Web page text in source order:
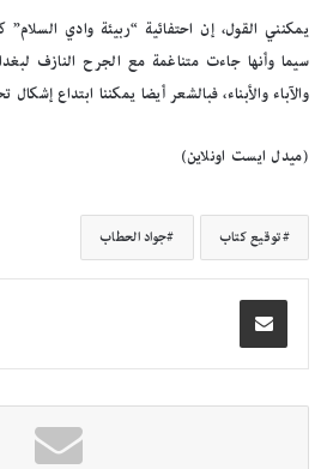
يمكنني القول، إن احتفائية “ربيئة وادي السلام”
سيما وأنها جاءت متناغمة مع الجرح النازف
والآباء والأبناء، فبالشعر أيضا يمكننا ابتداع
(ميدل ايست اونلاين)
توقيع كتاب جواد الحطاب